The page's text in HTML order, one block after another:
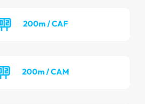
200m / CAF
200m / CAM